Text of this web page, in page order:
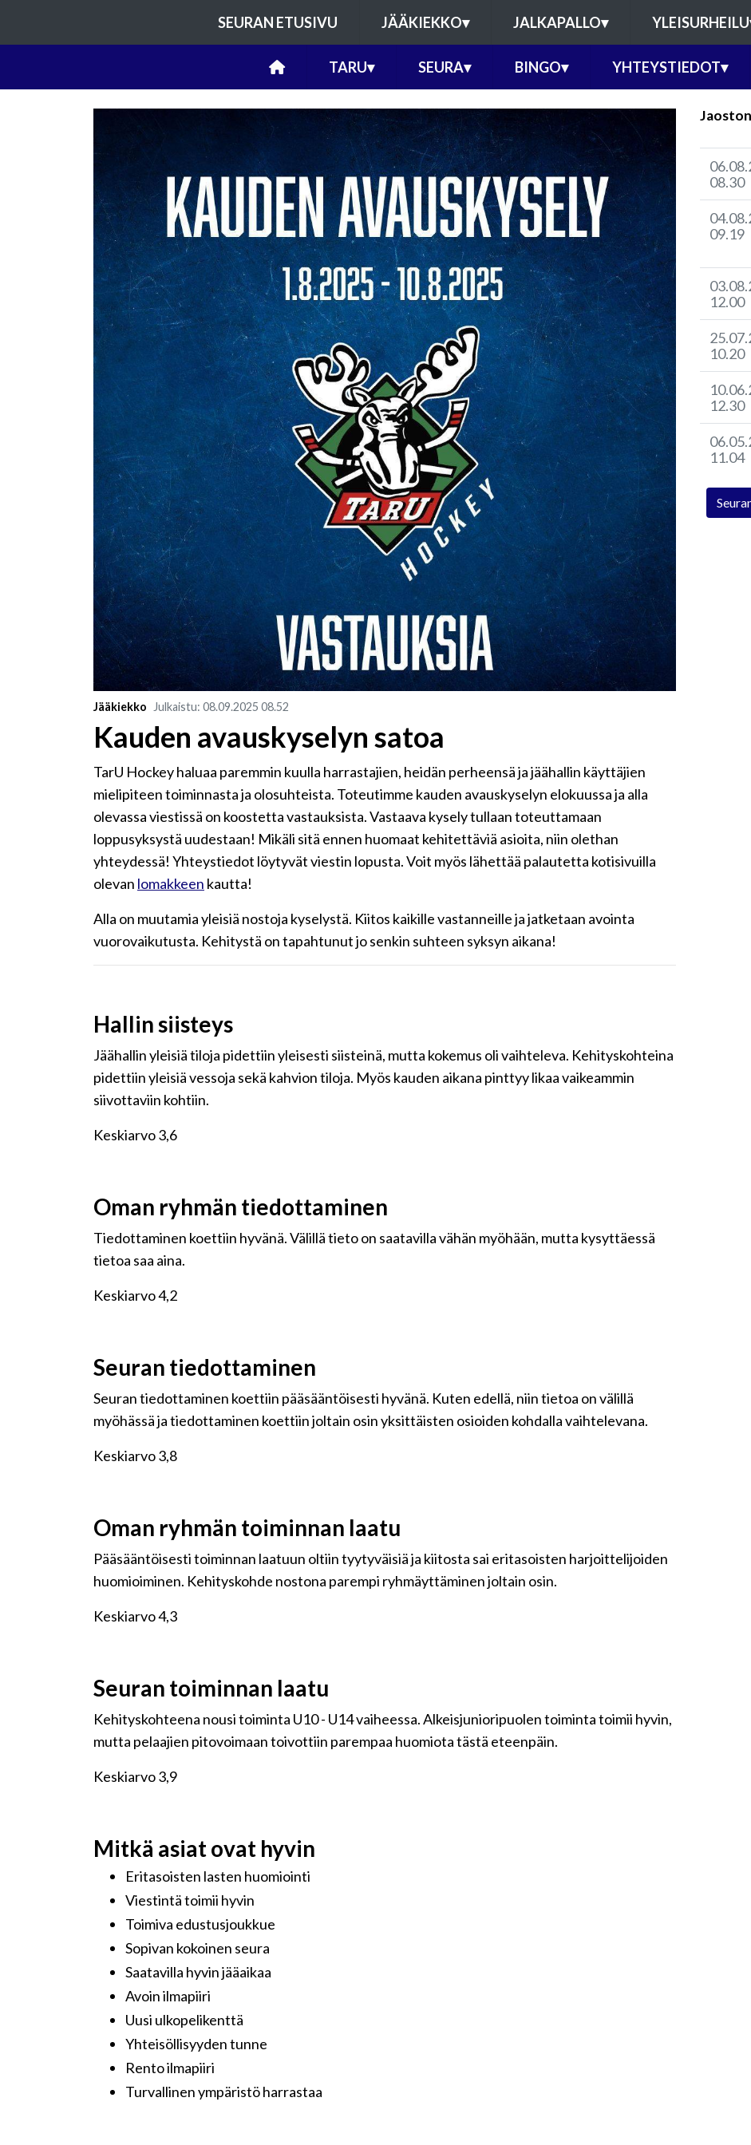
SEURAN ETUSIVU JÄÄKIEKKO▾ JALKAPALLO▾ YLEISURHEILU
TARU▾ SEURA▾ BINGO▾ YHTEYSTIEDOT▾
Jääkiekko Julkaistu: 08.09.2025 08.52
Kauden avauskyselyn satoa
TarU Hockey haluaa paremmin kuulla harrastajien, heidän perheensä ja jäähallin käyttäjien
mielipiteen toiminnasta ja olosuhteista. Toteutimme kauden avauskyselyn elokuussa ja alla
olevassa viestissä on koostetta vastauksista. Vastaava kysely tullaan toteuttamaan
loppusyksystä uudestaan! Mikäli sitä ennen huomaat kehitettäviä asioita, niin olethan
yhteydessä! Yhteystiedot löytyvät viestin lopusta. Voit myös lähettää palautetta kotisivuilla
olevan lomakkeen kautta!
Alla on muutamia yleisiä nostoja kyselystä. Kiitos kaikille vastanneille ja jatketaan avointa
vuorovaikutusta. Kehitystä on tapahtunut jo senkin suhteen syksyn aikana!
Hallin siisteys
Jäähallin yleisiä tiloja pidettiin yleisesti siisteinä, mutta kokemus oli vaihteleva. Kehityskohteina
pidettiin yleisiä vessoja sekä kahvion tiloja. Myös kauden aikana pinttyy likaa vaikeammin
siivottaviin kohtiin.
Keskiarvo 3,6
Oman ryhmän tiedottaminen
Tiedottaminen koettiin hyvänä. Välillä tieto on saatavilla vähän myöhään, mutta kysyttäessä
tietoa saa aina.
Keskiarvo 4,2
Seuran tiedottaminen
Seuran tiedottaminen koettiin pääsääntöisesti hyvänä. Kuten edellä, niin tietoa on välillä
myöhässä ja tiedottaminen koettiin joltain osin yksittäisten osioiden kohdalla vaihtelevana.
Keskiarvo 3,8
Oman ryhmän toiminnan laatu
Pääsääntöisesti toiminnan laatuun oltiin tyytyväisiä ja kiitosta sai eritasoisten harjoittelijoiden
huomioiminen. Kehityskohde nostona parempi ryhmäyttäminen joltain osin.
Keskiarvo 4,3
Seuran toiminnan laatu
Kehityskohteena nousi toiminta U10 - U14 vaiheessa. Alkeisjunioripuolen toiminta toimii hyvin,
mutta pelaajien pitovoimaan toivottiin parempaa huomiota tästä eteenpäin.
Keskiarvo 3,9
Mitkä asiat ovat hyvin
Eritasoisten lasten huomiointi
Viestintä toimii hyvin
Toimiva edustusjoukkue
Sopivan kokoinen seura
Saatavilla hyvin jääaikaa
Avoin ilmapiiri
Uusi ulkopelikenttä
Yhteisöllisyyden tunne
Rento ilmapiiri
Turvallinen ympäristö harrastaa
08.30
09.19
12.00
10.20
12.30
11.04